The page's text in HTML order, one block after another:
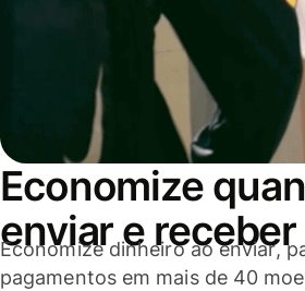
Economize
enviar e receber
Economize dinheiro ao enviar,
pagamentos em mais de 40